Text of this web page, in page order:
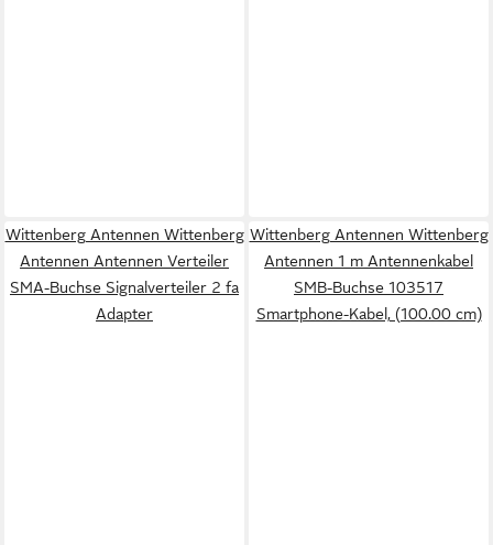
Wittenberg Antennen Wittenberg
Antennen Antennen Verteiler
SMA-Buchse Signalverteiler 2 fa
Adapter
Wittenberg Antennen Wittenberg
Antennen 1 m Antennenkabel
SMB-Buchse 103517
Smartphone-Kabel, (100.00 cm)